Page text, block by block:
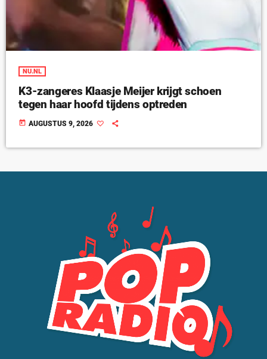
NU.NL
K3-zangeres Klaasje Meijer krijgt schoen
tegen haar hoofd tijdens optreden
today AUGUSTUS 9, 2026